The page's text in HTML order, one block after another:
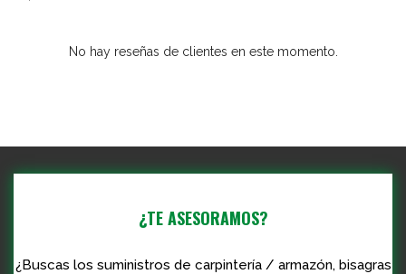
No hay reseñas de clientes en este momento.
¿TE ASESORAMOS?
¿Buscas los suministros de carpintería / armazón, bisagras